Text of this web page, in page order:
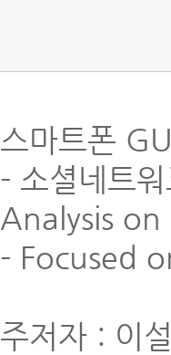
스마트폰
- 소셜네트
Analysis
- Focused
주저자 : 이